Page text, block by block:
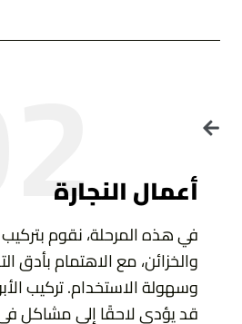
02.
أعمال النجارة
في هذه المرحلة، نقوم بتركيب
والخزائن، مع الاهتمام بأدق
وسهولة الاستخدام. تركيب
قد يؤدي لاحقًا إلى مشاكل